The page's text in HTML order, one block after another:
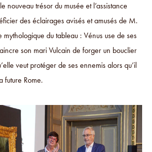
nouveau trésor du musée et l’assistance
des éclairages avisés et amusés de M.
mythologique du tableau : Vénus use de ses
son mari Vulcain de forger un bouclier
veut protéger de ses ennemis alors qu’il
future Rome.